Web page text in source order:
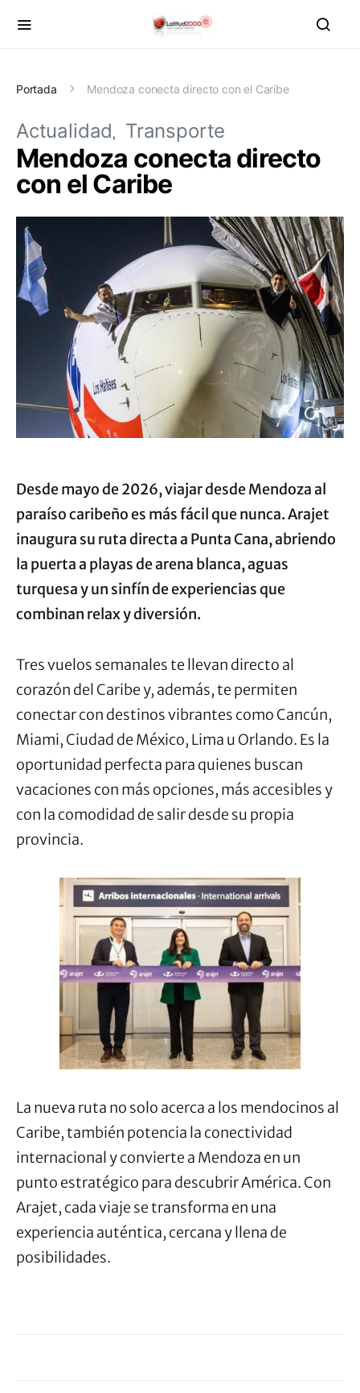
Portada Mendoza conecta directo con el Caribe
Actualidad Transporte
Mendoza conecta directo
con el Caribe
Desde mayo de 2026, viajar desde Mendoza al
paraíso caribeño es más fácil que nunca. Arajet
inaugura su ruta directa a Punta Cana, abriendo
la puerta a playas de arena blanca, aguas
turquesa y un sinfín de experiencias que
combinan relax y diversión.
Tres vuelos semanales te llevan directo al
corazón del Caribe y, además, te permiten
conectar con destinos vibrantes como Cancún,
Miami, Ciudad de México, Lima u Orlando. Es la
oportunidad perfecta para quienes buscan
vacaciones con más opciones, más accesibles y
con la comodidad de salir desde su propia
provincia.
La nueva ruta no solo acerca a los mendocinos al
Caribe, también potencia la conectividad
internacional y convierte a Mendoza en un
punto estratégico para descubrir América. Con
Arajet, cada viaje se transforma en una
experiencia auténtica, cercana y llena de
posibilidades.